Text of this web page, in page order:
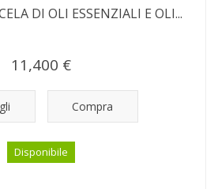
DI OLI ESSENZIALI E OLI...
11,400 €
Compra
Disponibile